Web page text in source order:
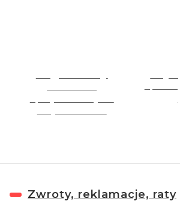
Linki w stopce
Zwroty, reklamacje, raty